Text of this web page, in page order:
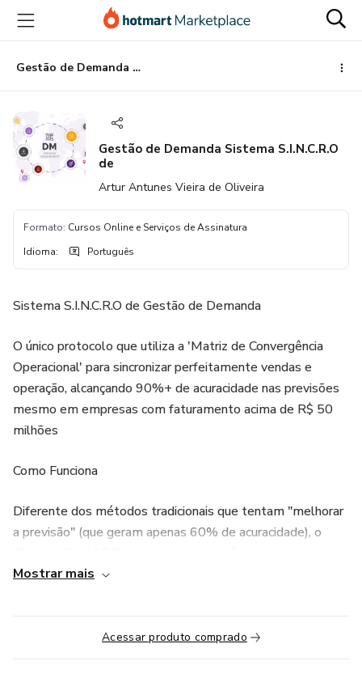
para
conteúdo
principal
para
pagamento
para
rodapé
Gestão de Demanda Sistema S.I.N.C.R.O de
Gestão de Demanda Sistema S.I.N.C.R.O
de
Artur Antunes Vieira de Oliveira
Formato: Cursos Online e Serviços de Assinatura
Idioma: Português
Sistema S.I.N.C.R.O de Gestão de Demanda
O único protocolo que utiliza a 'Matriz de Convergência
Operacional' para sincronizar perfeitamente vendas e
operação, alcançando 90%+ de acuracidade nas previsões
mesmo em empresas com faturamento acima de R$ 50
milhões
Como Funciona
Diferente dos métodos tradicionais que tentam "melhorar
a previsão" (que geram apenas 60% de acuracidade), o
Convergência Operacional - a mesma metodologia que
98% de acuracidade. Este sistema cria um "DNA de
Sincronização" que alinha automaticamente todos os
departamentos numa única linguagem de dados,
Mostrar mais
Acessar produto comprado